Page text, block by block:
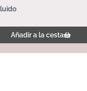
Añadir a la cesta